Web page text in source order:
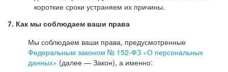
короткие сроки устраняем их причины.
7. Как мы соблюдаем ваши права
Мы соблюдаем ваши права, предусмотренные
Федеральным законом № 152-ФЗ «О персональных
данных» (далее — Закон), а именно: